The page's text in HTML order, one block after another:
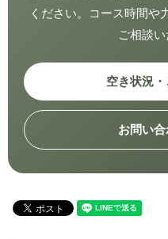
ください。コース時間や
ご相談い
空き状況
お問い